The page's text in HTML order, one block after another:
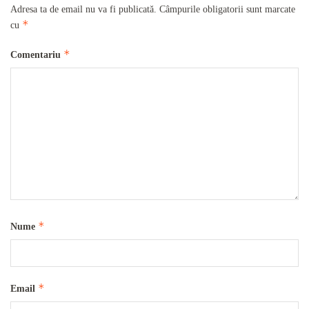
Adresa ta de email nu va fi publicată. Câmpurile obligatorii sunt marcate
cu *
Comentariu *
Nume *
Email *